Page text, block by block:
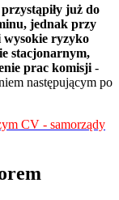
już do
jednak przy
wysokie ryzyko
stacjonarnym,
prac komisji-
następującym po
CV - samorządy